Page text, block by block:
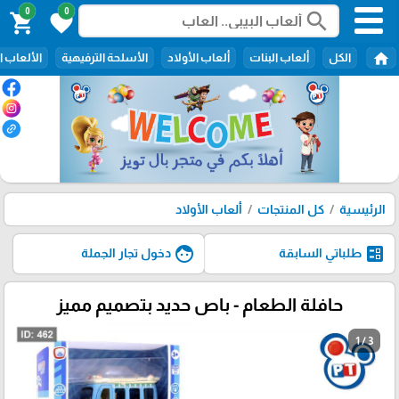
search
0
favorite
0
shopping_cart
home الكل ألعاب البنات ألعاب الأولاد الأسلحة الترفيهية الألعاب
الرئيسية كل المنتجات ألعاب الأولاد
ballot طلباتي السابقة face دخول تجار الجملة
حافلة الطعام - باص حديد بتصميم مميز
1 / 3